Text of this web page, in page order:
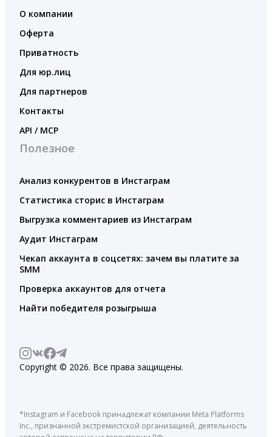
О компании
Оферта
Приватность
Для юр.лиц
Для партнеров
Контакты
API / MCP
Полезное
Анализ конкурентов в Инстаграм
Статистика сторис в Инстаграм
Выгрузка комментариев из Инстаграм
Аудит Инстаграм
Чекап аккаунта в соцсетях: зачем вы платите за
SMM
Проверка аккаунтов для отчета
Найти победителя розыгрыша
Copyright © 2026. Все права защищены.
*Instagram и Facebook принадлежат компании Meta Platforms
Inc., признанной экстремистской организацией, деятельность